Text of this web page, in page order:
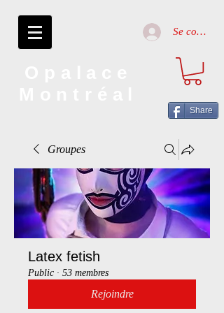
Se connecter
Share
Groupes
Latex fetish
Public · 53 membres
Rejoindre